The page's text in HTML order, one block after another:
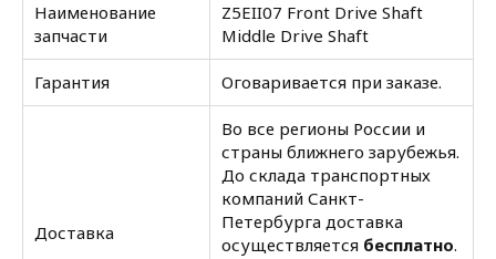
Наименование
запчасти
Z5EII07 Front Drive Shaft
Middle Drive Shaft
Гарантия Оговаривается при заказе.
Доставка
Во все регионы России и
страны ближнего зарубежья.
До склада транспортных
компаний Санкт-
Петербурга доставка
осуществляется бесплатно.